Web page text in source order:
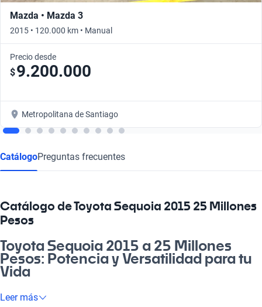
Mazda • Mazda 3
2015 • 120.000 km • Manual
Precio desde
$9.200.000
Metropolitana de Santiago
CatálogoPreguntas frecuentes
Catálogo de Toyota Sequoia 2015 25 Millones
Pesos
Toyota Sequoia 2015 a 25 Millones
Pesos: Potencia y Versatilidad para tu
Vida
¿Te imaginas viajar con tu familia o amigos cómodamente? El
Leer más